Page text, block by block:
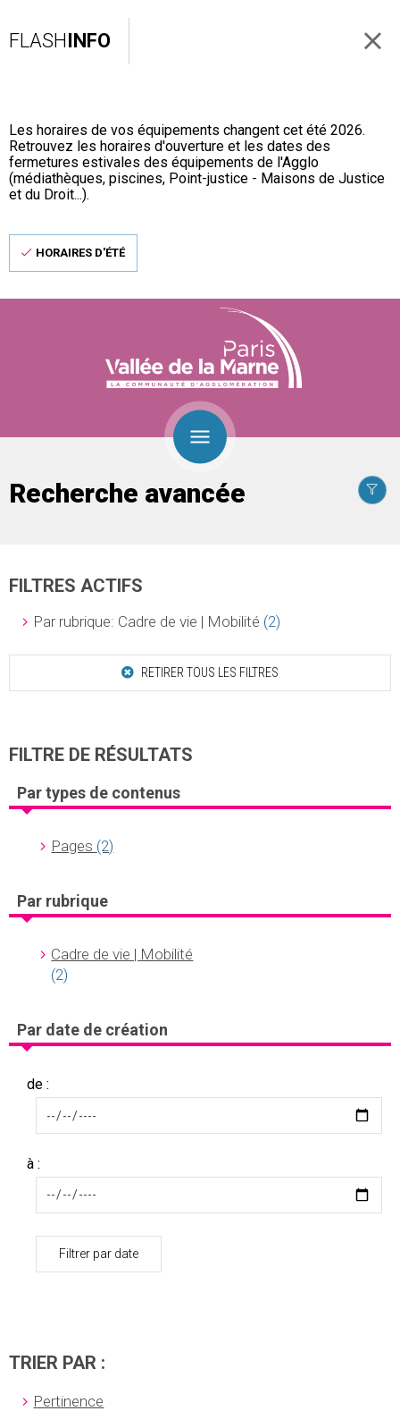
FLASHINFO
Les horaires de vos équipements changent cet été 2026.
Retrouvez les horaires d'ouverture et les dates des
fermetures estivales des équipements de l'Agglo
(médiathèques, piscines, Point-justice - Maisons de Justice
et du Droit...).
HORAIRES D'ÉTÉ
Recherche avancée
FILTRES ACTIFS
Par rubrique: Cadre de vie | Mobilité (2)
RETIRER TOUS LES FILTRES
FILTRE DE RÉSULTATS
Par types de contenus
Pages (2)
Par rubrique
Cadre de vie | Mobilité
(2)
Par date de création
de :
à :
Filtrer par date
TRIER PAR :
Pertinence